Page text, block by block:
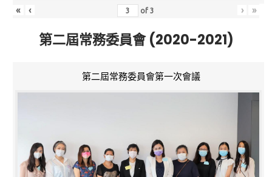
« ‹ of3 › »
第二屆常務委員會 (2020-2021)
第二屆常務委員會第一次會議